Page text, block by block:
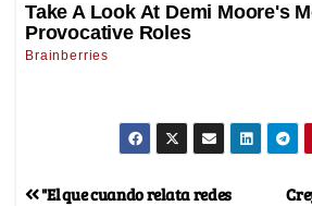
"El que cuando relata redes